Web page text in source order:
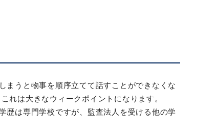
まうと物事を順序立てて話すことができなくな
れは大きなウィークポイントになります。
歴は専門学校ですが、監査法人を受ける他の学